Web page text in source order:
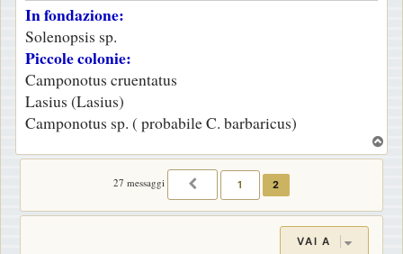
g
g
i
o
In fondazione:
Solenopsis sp.
Piccole colonie:
Camponotus cruentatus
Lasius (Lasius)
Camponotus sp. ( probabile C. barbaricus)
o
27 messaggi PRECEDENTE
1 2
VAI A